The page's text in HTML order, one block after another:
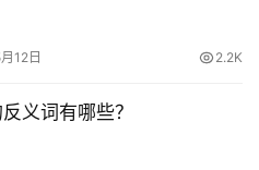
12日 2.2K
义词有哪些？